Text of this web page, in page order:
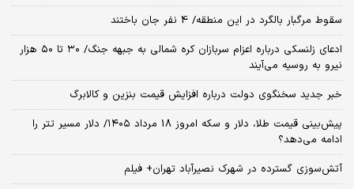
سقوط مرگبار بالگرد در این منطقه/ 4 نفر جان باختند
ادعای زلنسکی درباره اعزام سربازان کره شمالی به جبهه جنگ/ ۳۰ تا ۵۰ هزار
نیرو به روسیه می‌آیند
خبر جدید سخنگوی دولت درباره افزایش قیمت بنزین و کالابرگ
پیش‌بینی قیمت طلا، دلار و سکه امروز 18 مرداد ۱۴۰۵/ دلار مسیر تتر را
ادامه می‌دهد؟
آتش‌سوزی گسترده در شهرک نصیرآباد تهران+ فیلم